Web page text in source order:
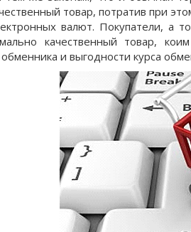
товар, потратив при
валют. Покупатели, а
качественный товар,
и выгодности курса